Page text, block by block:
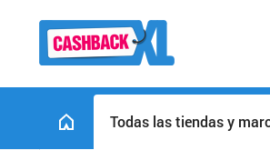
Todas las tiendas y